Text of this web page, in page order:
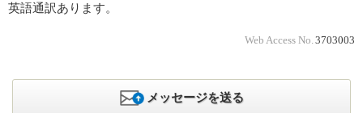
英語通訳あります。
Web Access No. 3703003
メッセージを送る